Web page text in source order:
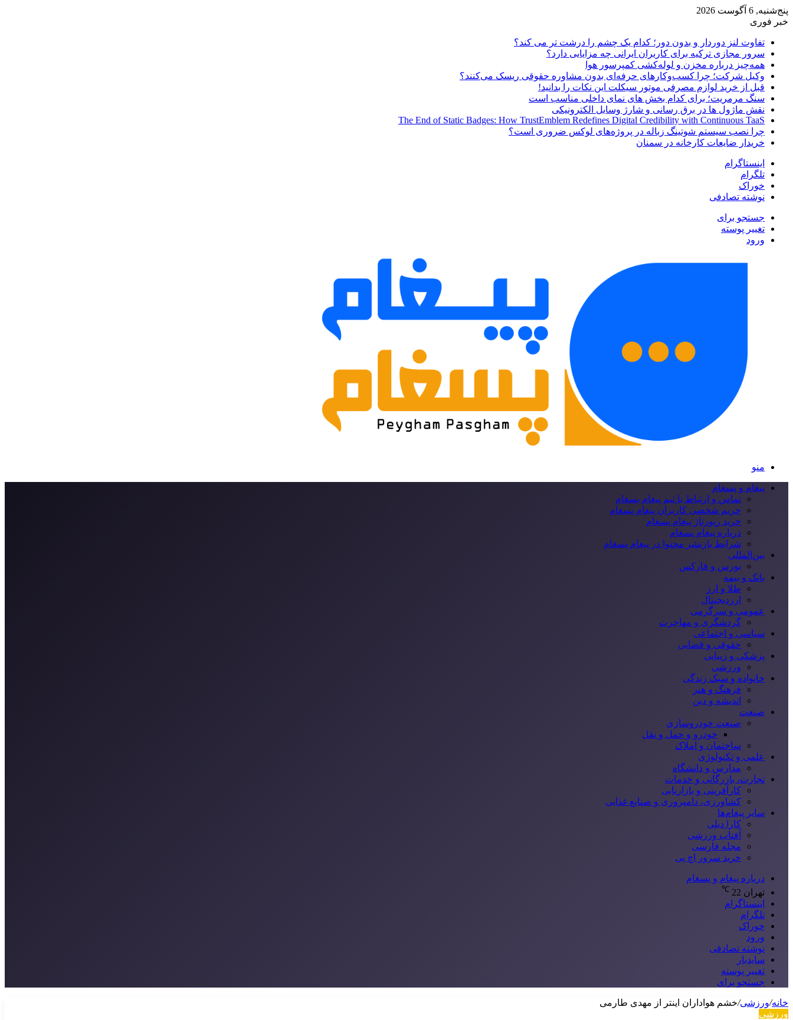
پنج‌شنبه, 6 آگوست 2026
خبر فوری
تفاوت لنز دوردار و بدون دور؛ کدام یک چشم را درشت تر می کند؟
سرور مجازی ترکیه برای کاربران ایرانی چه مزایایی دارد؟
همه‌چیز درباره مخزن و لوله‌کشی کمپرسور هوا
وکیل شرکت؛ چرا کسب‌وکارهای حرفه‌ای بدون مشاوره حقوقی ریسک می‌کنند؟
قبل از خرید لوازم مصرفی موتور سیکلت این نکات را بدانید!
سنگ مرمریت؛ برای کدام بخش های نمای داخلی مناسب است
نقش ماژول ها در برق رسانی و شارژ وسایل الکترونیکی
The End of Static Badges: How TrustEmblem Redefines Digital Credibility with Continuous TaaS
چرا نصب سیستم شوتینگ زباله در پروژه‌های لوکس ضروری است؟
خریدار ضایعات کارخانه در سمنان
اینستاگرام
تلگرام
خوراک
نوشته تصادفی
جستجو برای
تغییر پوسته
ورود
منو
پیغام و پسغام
تماس و ارتباط با تیم پیغام پسغام
حریم شخصی کاربران پیغام پسغام
خرید رپورتاژ پیغام پسغام
درباره پیغام پسغام
شرایط بازنشر محتوا در پیغام پسغام
بین‌المللی
بورس و فارکس
بانک و بیمه
طلا و ارز
ارزدیجیتال
عمومی و سرگرمی
گردشگری و مهاجرت
سیاسی و اجتماعی
حقوقی و قضایی
پزشکی و زیبایی
ورزشی
خانواده و سبک زندگی
فرهنگ و هنر
اندیشه و دین
صنعت
صنعت خودروسازی
خودرو و حمل و نقل
ساختمان و املاک
علمی و تکنولوژی
مدارس و دانشگاه
تجارت، بازرگانی و خدمات
کارآفرینی و بازاریابی
کشاورزی، دامپروری و صنایع غذایی
سایر پیغام‌ها
کارا دیلی
آفتاب ورزشی
مجله فارسی
خرید سرور اچ پی
درباره پیغام و پسغام
تهران 22
℃
اینستاگرام
تلگرام
خوراک
ورود
نوشته تصادفی
سایدبار
تغییر پوسته
جستجو برای
خانه/ورزشی/خشم هواداران اینتر از مهدی طارمی
ورزشی